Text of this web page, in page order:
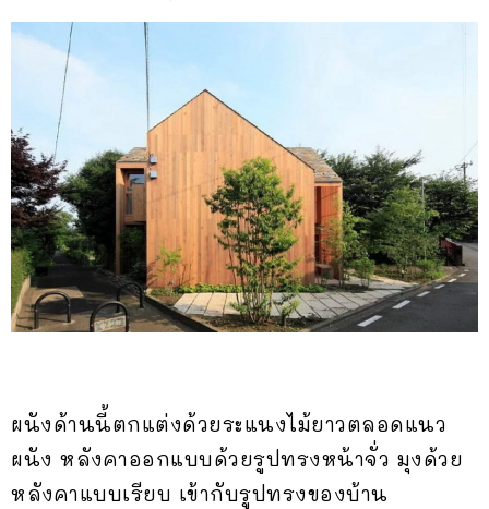
ผนังด้านนี้ตกแต่งด้วยระแนงไม้ยาวตลอดแนว
ผนัง หลังคาออกแบบด้วยรูปทรงหน้าจั่ว มุงด้วย
หลังคาแบบเรียบ เข้ากับรูปทรงของบ้าน